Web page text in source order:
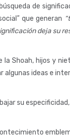
de
que generan
deja su
Shoah, hijos y
ideas e
su